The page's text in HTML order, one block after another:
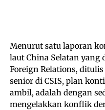
Menurut satu laporan
laut China Selatan yang
Foreign Relations,
senior di CSIS, plan
ambil, adalah dengan
mengelakkan konflik